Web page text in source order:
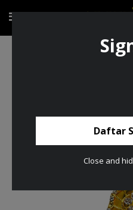
Loket Bunga Emas
Daftar
Close and